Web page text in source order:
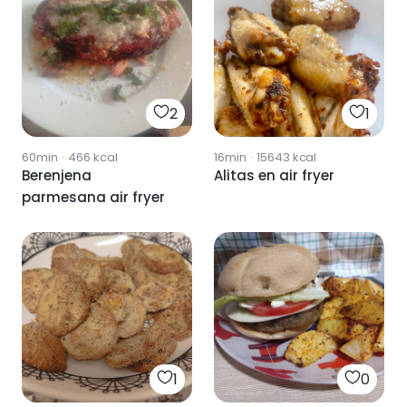
2
60min · 466 kcal
Berenjena
parmesana air fryer
1
16min · 15643 kcal
Alitas en air fryer
1 0